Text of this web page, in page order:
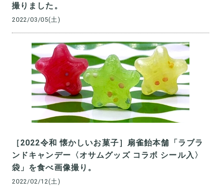
撮りました。
2022/03/05(土)
［2022令和 懐かしいお菓子］扇雀飴本舗「ラブラ
ンドキャンデー〈オサムグッズ コラボ シール入〉
袋」を食べ画像撮り。
2022/02/12(土)